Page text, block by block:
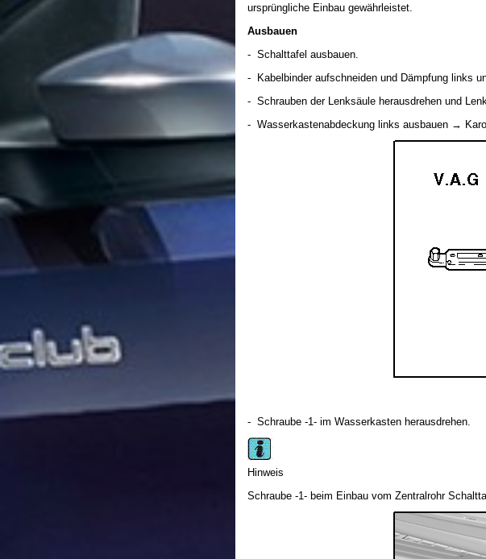
ursprüngliche Einbau gewährleistet.
Ausbauen
- Schalttafel ausbauen.
- Kabelbinder aufschneiden und Dämpfung links
- Schrauben der Lenksäule herausdrehen und
- Wasserkastenabdeckung links ausbauen →
- Schraube -1- im Wasserkasten herausdrehen.
Hinweis
Schraube -1- beim Einbau vom Zentralrohr